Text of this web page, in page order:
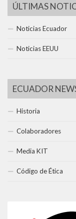
ÚLTIMAS
Noticias Ecuador
Noticias EEUU
ECUADOR
Historia
Colaboradores
Media KIT
Código de Ética